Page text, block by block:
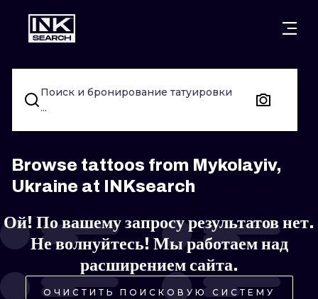
ГОРОДА ВАРШАВА
КРАКОВ ВРОЦЛАВ
БЕРЛИН ЛОНДОН
ГЕЙДЕЛЬБЕРГ ЭДИНБУРГ
МАНЧЕСТЕР АМСТЕРДАМ
ПРАГА ВЕНА
АФИНЫ БУДАПЕШТ
СТИЛИ
НАДПИСИ
НЬЮСКУЛ
ТРАЙБЛ
ЯПОНСКИЙ
Поиск и бронирование татуировки
...
Browse tattoos from Mykolayiv,
Ukraine at INKsearch
Ой! По вашему запросу результатов нет.
Не волнуйтесь! Мы работаем над
расширением сайта.
ОЧИСТИТЬ ПОИСКОВУЮ СИСТЕМУ